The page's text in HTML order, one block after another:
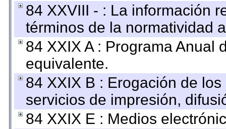
84 XXVIII - : La información
términos de la normatividad
84 XXIX A : Programa Anual
equivalente.
84 XXIX B : Erogación de
servicios de impresión,
84 XXIX E : Medios